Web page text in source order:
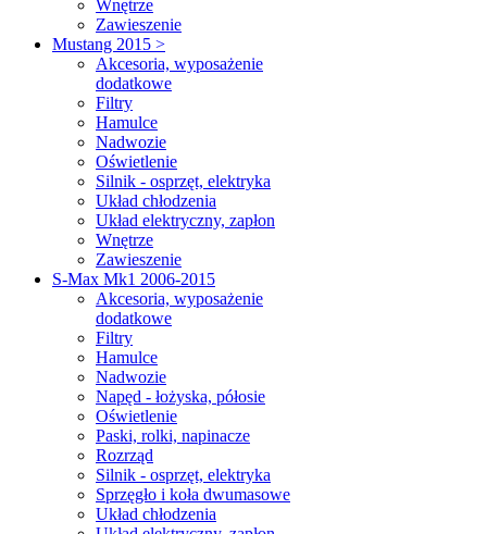
Wnętrze
Zawieszenie
Mustang 2015 >
Akcesoria, wyposażenie
dodatkowe
Filtry
Hamulce
Nadwozie
Oświetlenie
Silnik - osprzęt, elektryka
Układ chłodzenia
Układ elektryczny, zapłon
Wnętrze
Zawieszenie
S-Max Mk1 2006-2015
Akcesoria, wyposażenie
dodatkowe
Filtry
Hamulce
Nadwozie
Napęd - łożyska, półosie
Oświetlenie
Paski, rolki, napinacze
Rozrząd
Silnik - osprzęt, elektryka
Sprzęgło i koła dwumasowe
Układ chłodzenia